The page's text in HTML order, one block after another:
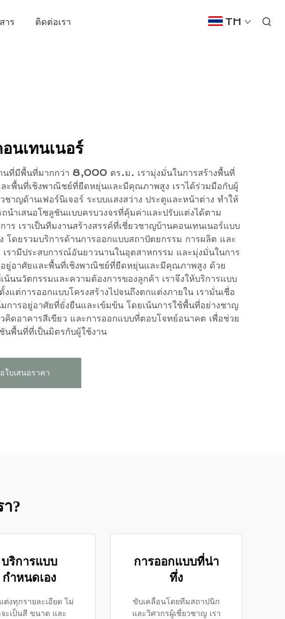
าร ติดต่อเรา TH
นเทนเนอร์
นที่มีพื้นที่มากกว่า 8,000 ตร.ม. เรามุ่งมั่นในการสร้างพื้นที่
ะพื้นที่เชิงพาณิชย์ที่ยืดหยุ่นและมีคุณภาพสูง เราได้ร่วมมือกับผู้
ชาญด้านเฟอร์นิเจอร์ ระบบแสงสว่าง ประตูและหน้าต่าง ทำให้
ถนำเสนอโซลูชันแบบครบวงจรที่คุ้มค่าและปรับแต่งได้ตาม
าร เราเป็นทีมงานสร้างสรรค์ที่เชี่ยวชาญบ้านคอนเทนเนอร์แบบ
โดยรวมบริการด้านการออกแบบสถาปัตยกรรม การผลิต และ
เรามีประสบการณ์อันยาวนานในอุตสาหกรรม และมุ่งมั่นในการ
ยู่อาศัยและพื้นที่เชิงพาณิชย์ที่ยืดหยุ่นและมีคุณภาพสูง ด้วย
น้นนวัตกรรมและความต้องการของลูกค้า เราจึงให้บริการแบบ
งแต่การออกแบบโครงสร้างไปจนถึงตกแต่งภายใน เรามั่นเชื่อ
การอยู่อาศัยที่ยั่งยืนและเข้มข้น โดยเน้นการใช้พื้นที่อย่างชาญ
คิดอาคารสีเขียว และการออกแบบที่ตอบโจทย์อนาคต เพื่อช่วย
นพื้นที่ที่เป็นมิตรกับผู้ใช้งาน
ใบเสนอราคา
?
บริการแบบ
กำหนดเอง
ต่งทุกรายละเอียด ไม่
ะเป็นสี ขนาด และ
การออกแบบที่น่า
ทึ่ง
ขับเคลื่อนโดยทีมสถาปนิก
และวิศวกรผู้เชี่ยวชาญ เรา